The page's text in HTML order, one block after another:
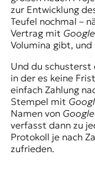
zur Entwicklung
Teufel nochmal –
Vertrag mit Google
Volumina gibt,
Und du schusterst
in der es keine
einfach Zahlung
Stempel mit
Namen von Google
verfasst dann zu
Protokoll je nach
zufrieden.